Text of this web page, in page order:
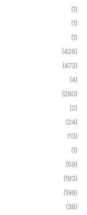
(1)
(1)
(1)
(426)
(473)
(4)
(280)
(2)
(24)
(13)
(1)
(59)
(193)
(198)
(38)